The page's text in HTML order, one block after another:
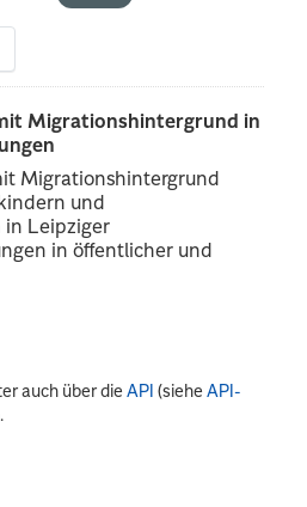
Migrationshintergrund in
Migrationshintergrund
und
in Leipziger
in öffentlicher und
auch über dieAPI (sieheAPI-